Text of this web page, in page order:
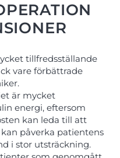
tillfredsställande
vare förbättrade
är mycket
energi, eftersom
kan leda till att
påverka patientens
i stor utsträckning.